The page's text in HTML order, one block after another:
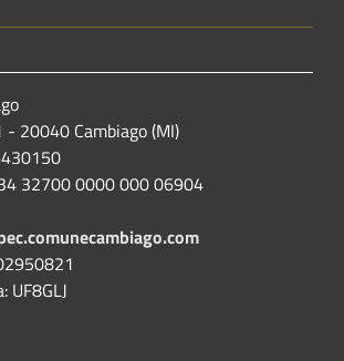
- 20040 Cambiago (MI)
32700 0000 000 06904